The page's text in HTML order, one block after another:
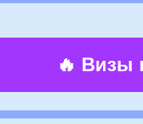
🔥 Визы